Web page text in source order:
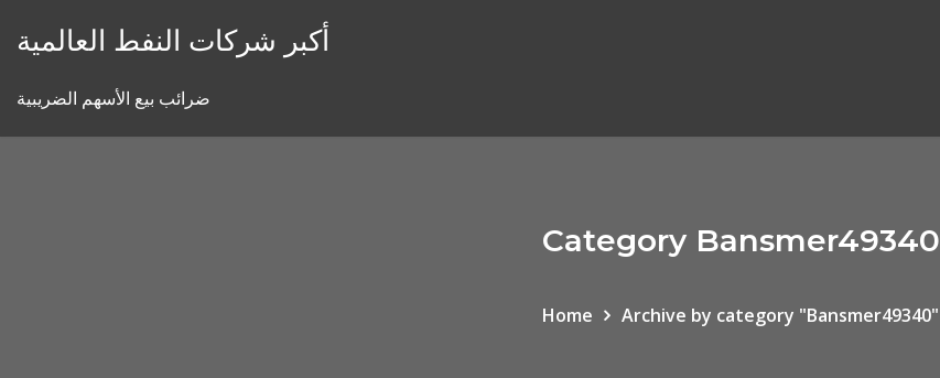
أكبر شركات النفط العالمية
ضرائب بيع الأسهم الضريبية
Category Bansmer49340
Home Archive by category "Bansmer49340"